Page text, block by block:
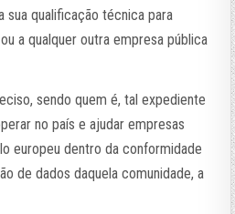
qualificação técnica para
a qualquer outra empresa pública
sendo quem é, tal expediente
no país e ajudar empresas
europeu dentro da conformidade
de dados daquela comunidade, a